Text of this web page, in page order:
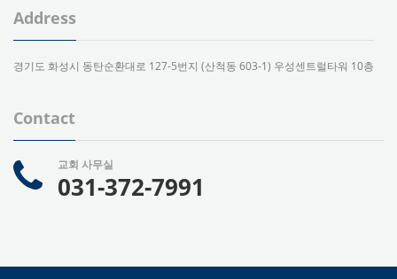
Address
경기도 화성시 동탄순환대로 127-5번지 (산척동 603-1) 우성센트럴타워 10층
Contact
교회 사무실
031-372-7991